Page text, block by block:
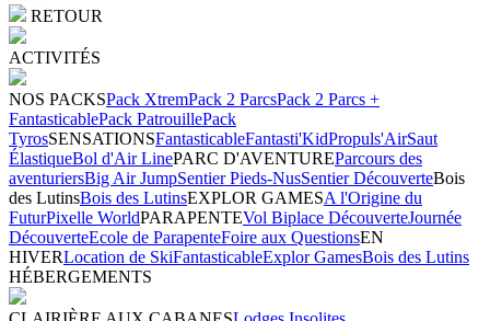
RETOUR
ACTIVITÉS
NOS PACKSPack XtremPack 2 ParcsPack 2 Parcs +
FantasticablePack PatrouillePack
TyrosSENSATIONSFantasticableFantasti'KidPropuls'AirSaut
ÉlastiqueBol d'Air LinePARC D'AVENTUREParcours des
aventuriersBig Air JumpSentier Pieds-NusSentier DécouverteBois
des LutinsBois des LutinsEXPLOR GAMESA l'Origine du
FuturPixelle WorldPARAPENTEVol Biplace DécouverteJournée
DécouverteEcole de ParapenteFoire aux QuestionsEN
HIVERLocation de SkiFantasticableExplor GamesBois des Lutins
HÉBERGEMENTS